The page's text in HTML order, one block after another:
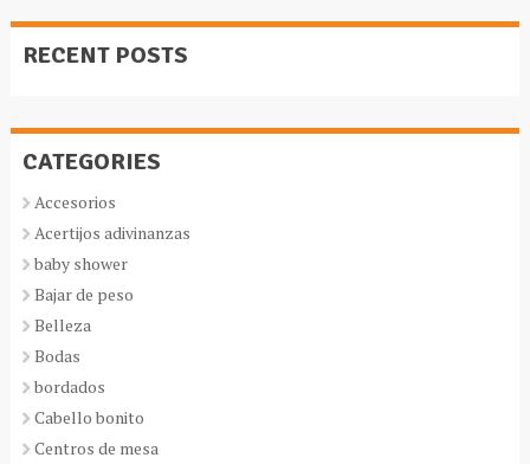
RECENT POSTS
CATEGORIES
Accesorios
Acertijos adivinanzas
baby shower
Bajar de peso
Belleza
Bodas
bordados
Cabello bonito
Centros de mesa